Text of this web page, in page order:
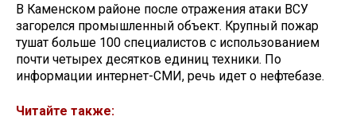
В Каменском районе после отражения атаки ВСУ
загорелся промышленный объект. Крупный пожар
тушат больше 100 специалистов с использованием
почти четырех десятков единиц техники. По
информации интернет-СМИ, речь идет о нефтебазе.
Читайте также: